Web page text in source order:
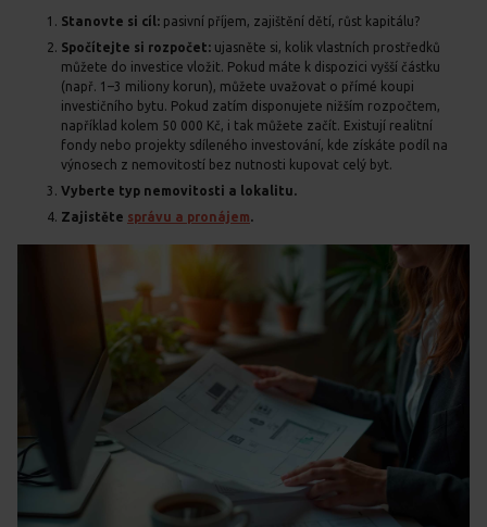
Stanovte si cíl: pasivní příjem, zajištění dětí, růst kapitálu?
Spočítejte si rozpočet: ujasněte si, kolik vlastních prostředků
můžete do investice vložit. Pokud máte k dispozici vyšší částku
(např. 1–3 miliony korun), můžete uvažovat o přímé koupi
investičního bytu. Pokud zatím disponujete nižším rozpočtem,
například kolem 50 000 Kč, i tak můžete začít. Existují realitní
fondy nebo projekty sdíleného investování, kde získáte podíl na
výnosech z nemovitostí bez nutnosti kupovat celý byt.
Vyberte typ nemovitosti a lokalitu.
Zajistěte správu a pronájem.